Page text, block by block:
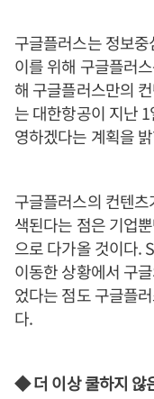
구글플러스는 정보
이를 위해 구글플러
해 구글플러스만의
는 대한항공이 지난
영하겠다는 계획을
구글플러스의 컨텐
색된다는 점은 기업
으로 다가올 것이다.
이동한 상황에서 구
었다는 점도 구글플
다.
◆ 더 이상 쿨하지 않